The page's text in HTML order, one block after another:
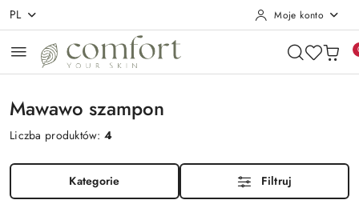
Przejdź do treści głównej
Przejdź do wyszukiwarki
Przejdź do moje konto
Przejdź do menu głównego
Przejdź do stopki
PL Moje konto
Mawawo szampon
Liczba produktów:4
Kategorie Filtruj